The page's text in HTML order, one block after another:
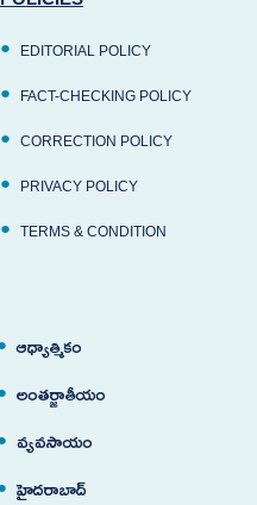
EDITORIAL POLICY
FACT-CHECKING POLICY
CORRECTION POLICY
PRIVACY POLICY
TERMS & CONDITION
ఆధ్యాత్మికం
అంతర్జాతీయం
వ్యవసాయం
హైదరాబాద్